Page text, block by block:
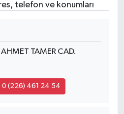
telefon ve konumları
TAMER CAD.
0 (226) 461 24 54